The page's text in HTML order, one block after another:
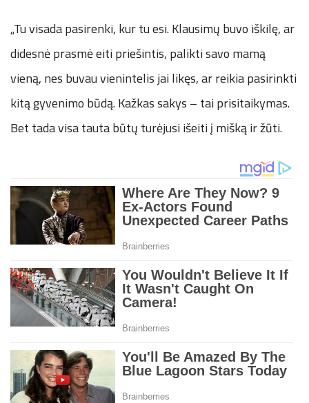
„Tu visada pasirenki, kur tu esi. Klausimų buvo iškilę, ar
didesnė prasmė eiti priešintis, palikti savo mamą
vieną, nes buvau vienintelis jai likęs, ar reikia pasirinkti
kitą gyvenimo būdą. Kažkas sakys – tai prisitaikymas.
Bet tada visa tauta būtų turėjusi išeiti į mišką ir žūti.